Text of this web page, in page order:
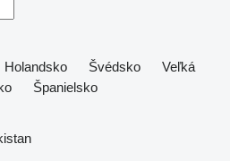
Holandsko Švédsko
Veľká
Španielsko